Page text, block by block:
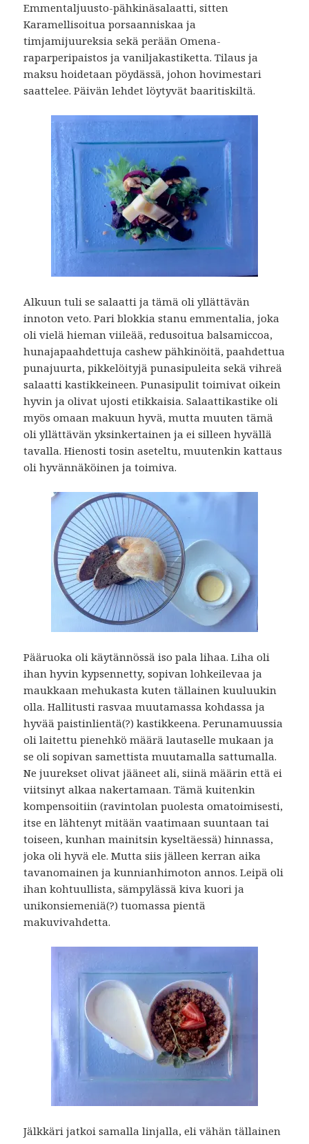
Emmentaljuusto-pähkinäsalaatti, sitten
Karamellisoitua porsaanniskaa ja
timjamijuureksia sekä perään Omena-
raparperipaistos ja vaniljakastiketta. Tilaus ja
maksu hoidetaan pöydässä, johon hovimestari
saattelee. Päivän lehdet löytyvät baaritiskiltä.
Alkuun tuli se salaatti ja tämä oli yllättävän
innoton veto. Pari blokkia stanu emmentalia, joka
oli vielä hieman viileää, redusoitua balsamiccoa,
hunajapaahdettuja cashew pähkinöitä, paahdettua
punajuurta, pikkelöityjä punasipuleita sekä vihreä
salaatti kastikkeineen. Punasipulit toimivat oikein
hyvin ja olivat ujosti etikkaisia. Salaattikastike oli
myös omaan makuun hyvä, mutta muuten tämä
oli yllättävän yksinkertainen ja ei silleen hyvällä
tavalla. Hienosti tosin aseteltu, muutenkin kattaus
oli hyvännäköinen ja toimiva.
Pääruoka oli käytännössä iso pala lihaa. Liha oli
ihan hyvin kypsennetty, sopivan lohkeilevaa ja
maukkaan mehukasta kuten tällainen kuuluukin
olla. Hallitusti rasvaa muutamassa kohdassa ja
hyvää paistinlientä(?) kastikkeena. Perunamuussia
oli laitettu pienehkö määrä lautaselle mukaan ja
se oli sopivan samettista muutamalla sattumalla.
Ne juurekset olivat jääneet ali, siinä määrin että ei
viitsinyt alkaa nakertamaan. Tämä kuitenkin
kompensoitiin (ravintolan puolesta omatoimisesti,
itse en lähtenyt mitään vaatimaan suuntaan tai
toiseen, kunhan mainitsin kyseltäessä) hinnassa,
joka oli hyvä ele. Mutta siis jälleen kerran aika
tavanomainen ja kunnianhimoton annos. Leipä oli
ihan kohtuullista, sämpylässä kiva kuori ja
unikonsiemeniä(?) tuomassa pientä
makuvivahdetta.
Jälkkäri jatkoi samalla linjalla, eli vähän tällainen